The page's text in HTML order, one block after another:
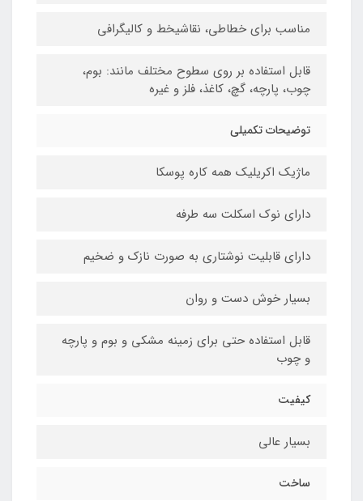
مناسب برای خطاطی، نقاشیخط و کالیگرافی
قابل استفاده بر روی سطوح مختلف مانند: بوم،
چوب، پارچه، گچ، کاغذ، فلز و غیره
توضیحات تکمیلی
ماژیک اکریلیک همه کاره پوسکا
دارای نوک اسکلت سه طرفه
دارای قابلیت نوشتاری به صورت نازک و ضخیم
بسیار خوش دست و روان
قابل استفاده حتی برای زمینه مشکی و بوم و پارچه
و چوب
کیفیت
بسیار عالی
ساخت